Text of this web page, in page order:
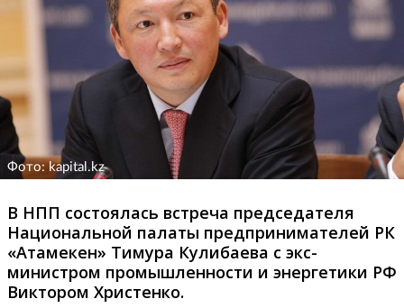
Фото: kapital.kz
В НПП состоялась встреча председателя
Национальной палаты предпринимателей РК
«Атамекен» Тимура Кулибаева с экс-
министром промышленности и энергетики РФ
Виктором Христенко.